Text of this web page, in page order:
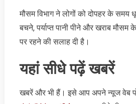
मौसम विभाग ने लोगों को दोपहर के समय
बचने, पर्याप्त पानी पीने और खराब मौसम
पर रहने की सलाह दी है।
यहां सीधे पढ़ें खबरें
खबरें और भी हैं। इसे आप अपने न्‍यूज वेब